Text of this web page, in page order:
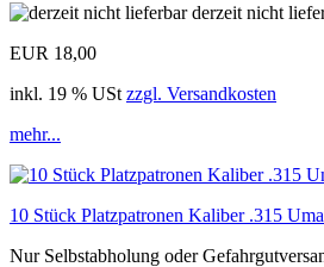
derzeit nicht
EUR 18,00
inkl. 19 % USt zzgl. Versandkosten
mehr...
10 Stück Platzpatronen Kaliber .315
Nur Selbstabholung oder